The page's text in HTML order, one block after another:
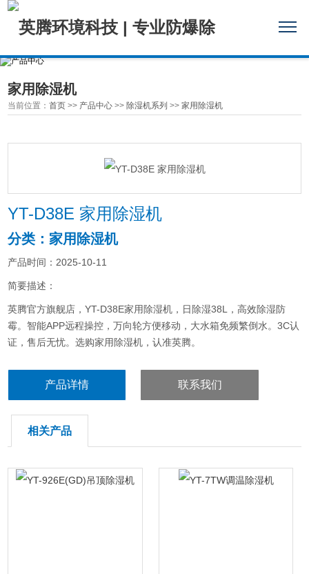
家用除湿机
当前位置：首页 >> 产品中心 >> 除湿机系列 >>家用除湿机
YT-D38E 家用除湿机
分类：家用除湿机
产品时间：2025-10-11
简要描述：
英腾官方旗舰店，YT-D38E家用除湿机，日除湿38L，高效除湿防
霉。智能APP远程操控，万向轮方便移动，大水箱免频繁倒水。3C认
证，售后无忧。选购家用除湿机，认准英腾。
产品详情 联系我们
相关产品